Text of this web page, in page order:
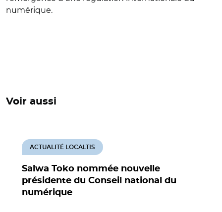
numérique.
Voir aussi
Salwa Toko nommée nouvelle
présidente du Conseil national du
numérique
ACTUALITÉ LOCALTIS